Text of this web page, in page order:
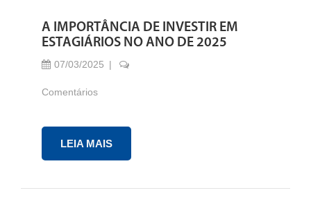
A IMPORTÂNCIA DE INVESTIR EM
ESTAGIÁRIOS NO ANO DE 2025
07/03/2025
Comentários
LEIA MAIS